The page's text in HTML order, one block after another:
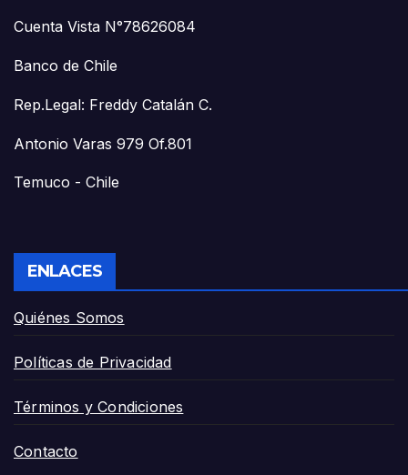
Cuenta Vista N°78626084
Banco de Chile
Rep.Legal: Freddy Catalán C.
Antonio Varas 979 Of.801
Temuco - Chile
ENLACES
Quiénes Somos
Políticas de Privacidad
Términos y Condiciones
Contacto